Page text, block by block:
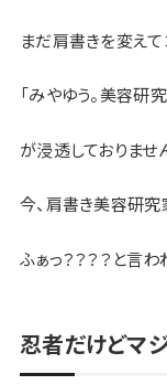
まだ肩書きを変えて
「みやゆう。美容研
が浸透しておりませ
今、肩書き美容研究
ふぁっ？？？？と言わ
忍者だけどマ